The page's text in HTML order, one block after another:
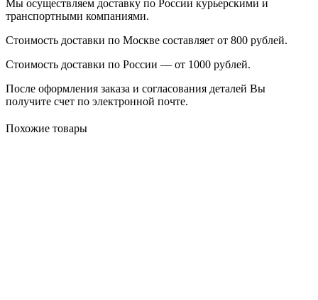
Мы осуществляем доставку по России курьерскими и
транспортными компаниями.
Стоимость доставки по Москве составляет от 800 рублей.
Стоимость доставки по России — от 1000 рублей.
После оформления заказа и согласования деталей Вы
получите счет по электронной почте.
Похожие товары